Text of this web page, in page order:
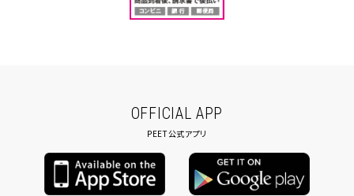
OFFICIAL APP
PEET公式アプリ